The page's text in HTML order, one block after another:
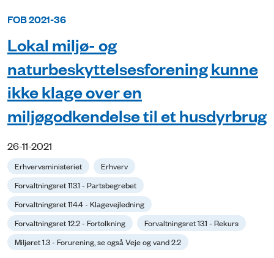
FOB 2021-36
Lokal miljø- og
naturbeskyttelsesforening kunne
ikke klage over en
miljøgodkendelse til et husdyrbrug
26-11-2021
Erhvervsministeriet
Erhverv
Forvaltningsret 113.1 - Partsbegrebet
Forvaltningsret 114.4 - Klagevejledning
Forvaltningsret 12.2 - Fortolkning
Forvaltningsret 13.1 - Rekurs
Miljøret 1.3 - Forurening, se også Veje og vand 2.2